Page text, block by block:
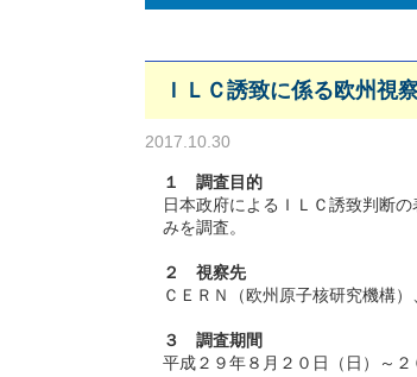
ＩＬＣ誘致に係る欧州視
2017.10.30
１ 調査目的
日本政府によるＩＬＣ誘致判断
みを調査。
２ 視察先
ＣＥＲＮ（欧州原子核研究機構
３ 調査期間
平成２９年８月２０日（日）～